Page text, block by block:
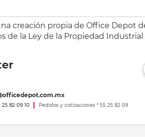
creación propia de Office Depot
de la Ley de la Propiedad
25 82 09 10
Pedidos y cotizaciones * 55 25 82 09